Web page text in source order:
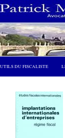
DU FISCALISTE